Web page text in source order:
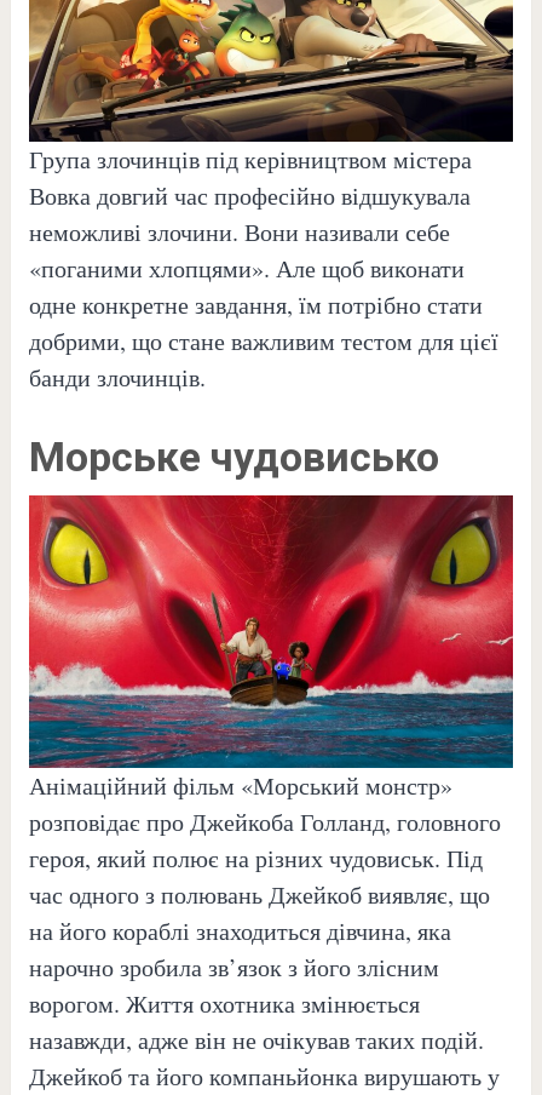
Група злочинців під керівництвом містера
Вовка довгий час професійно відшукувала
неможливі злочини. Вони називали себе
«поганими хлопцями». Але щоб виконати
одне конкретне завдання, їм потрібно стати
добрими, що стане важливим тестом для цієї
банди злочинців.
Морське чудовисько
Анімаційний фільм «Морський монстр»
розповідає про Джейкоба Голланд, головного
героя, який полює на різних чудовиськ. Під
час одного з полювань Джейкоб виявляє, що
на його кораблі знаходиться дівчина, яка
нарочно зробила зв’язок з його злісним
ворогом. Життя охотника змінюється
назавжди, адже він не очікував таких подій.
Джейкоб та його компаньйонка вирушають у